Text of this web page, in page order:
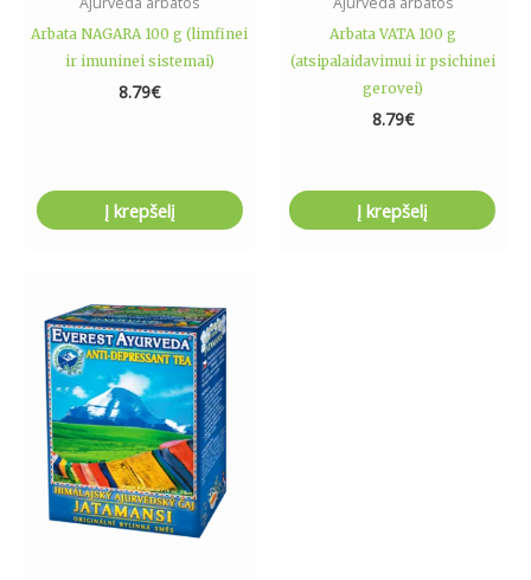
Arbata NAGARA 100 g (limfinei
ir imuninei sistemai)
8.79€
Į krepšelį
Arbata VATA 100 g
(atsipalaidavimui ir psichinei
gerovei)
8.79€
Į krepšelį